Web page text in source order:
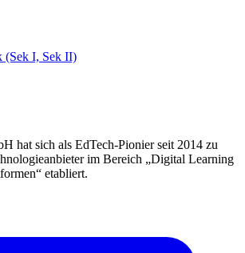
(Sek I, Sek II)
hat sich als EdTech-Pionier seit 2014 zu
im Bereich „Digital Learning
etabliert.